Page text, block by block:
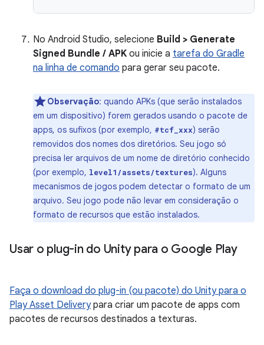
No Android Studio, selecione Build > Generate
Signed Bundle / APK ou inicie a tarefa do Gradle
na linha de comando para gerar seu pacote.
Observação: quando APKs (que serão instalados
em um dispositivo) forem gerados usando o pacote de
apps, os sufixos (por exemplo, #tcf_xxx) serão
removidos dos nomes dos diretórios. Seu jogo só
precisa ler arquivos de um nome de diretório conhecido
(por exemplo, level1/assets/textures). Alguns
mecanismos de jogos podem detectar o formato de um
arquivo. Seu jogo pode não levar em consideração o
formato de recursos que estão instalados.
Usar o plug-in do Unity para o Google Play
Faça o download do plug-in (ou pacote) do Unity para o
Play Asset Deliverypara criar um pacote de apps com
pacotes de recursos destinados a texturas.